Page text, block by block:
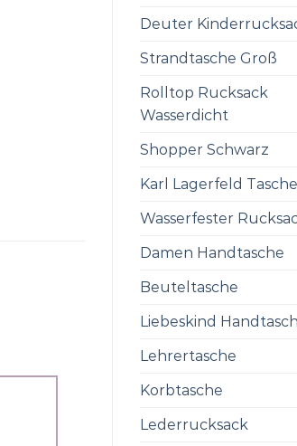
Deuter
Strandtasche Groß
Rolltop Rucksack
Wasserdicht
Shopper Schwarz
Karl Lagerfeld Tasche
Wasserfester
Damen Handtasche
Beuteltasche
Liebeskind
Lehrertasche
Korbtasche
Lederrucksack